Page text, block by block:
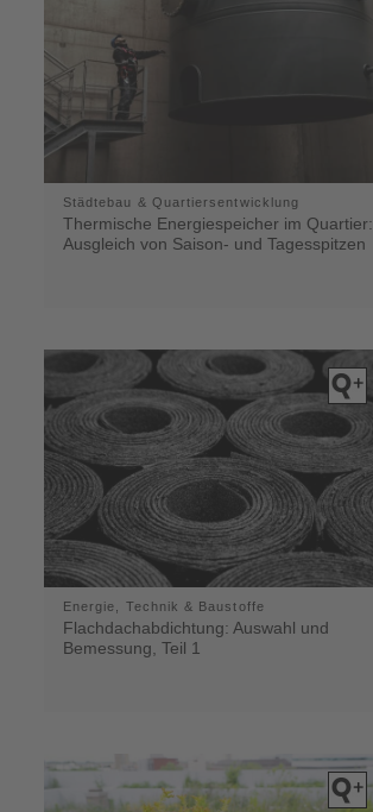
Städtebau & Quartiersentwicklung
Thermische Energiespeicher im Quartier:
Ausgleich von Saison- und Tagesspitzen
Energie, Technik & Baustoffe
Flachdachabdichtung: Auswahl und
Bemessung, Teil 1